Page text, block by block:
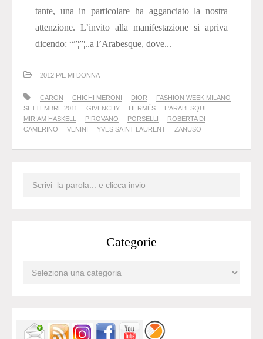
tante, una in particolare ha agganciato la nostra
attenzione. L’invito alla manifestazione si apriva
dicendo: “”¦”¦..a l’Arabesque, dove...
2012 P/E MI DONNA
CARON CHICHI MERONI DIOR
FASHION WEEK MILANO
SETTEMBRE 2011
GIVENCHY HERMÉS
L'ARABESQUE
MIRIAM HASKELL
PIROVANO PORSELLI
ROBERTA DI
CAMERINO
VENINI YVES SAINT LAURENT ZANUSO
Categorie